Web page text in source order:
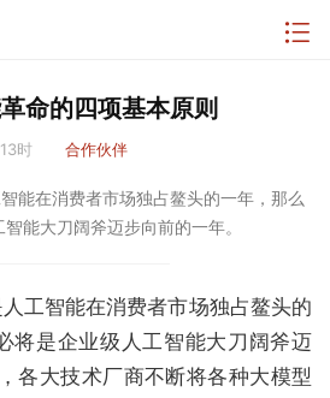
命的四项基本原则
时 合作伙伴
能在消费者市场独占鳌头的一年，那么
能大刀阔斧迈步向前的一年。
工智能在消费者市场独占鳌头的
将是企业级人工智能大刀阔斧迈
各大技术厂商不断将各种大模型